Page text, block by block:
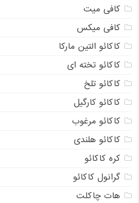
کافی میت
کافی میکس
کاکائو التین مارکا
کاکائو تخته ای
کاکائو تلخ
کاکائو کارگیل
کاکائو مرغوب
کاکائو هلندی
کره کاکائو
گرانول کاکائو
هات چاکلت